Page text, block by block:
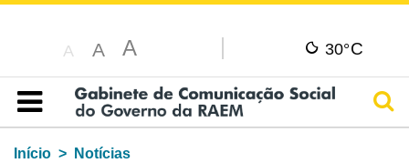
A A A 30°C
Índice
Início
Notícias